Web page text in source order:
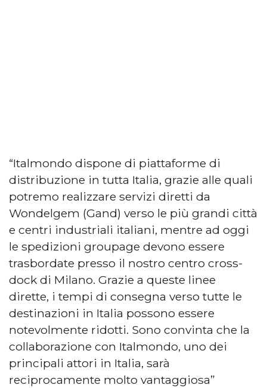
“Italmondo dispone di piattaforme di
distribuzione in tutta Italia, grazie alle quali
potremo realizzare servizi diretti da
Wondelgem (Gand) verso le più grandi città
e centri industriali italiani, mentre ad oggi
le spedizioni groupage devono essere
trasbordate presso il nostro centro cross-
dock di Milano. Grazie a queste linee
dirette, i tempi di consegna verso tutte le
destinazioni in Italia possono essere
notevolmente ridotti. Sono convinta che la
collaborazione con Italmondo, uno dei
principali attori in Italia, sarà
reciprocamente molto vantaggiosa”